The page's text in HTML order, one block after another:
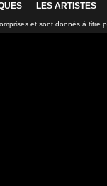
LES ARTISTES
et sont donnés à